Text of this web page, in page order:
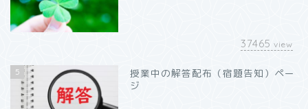
37465 view
5
授業中の解答配布（宿題告知）ペー
ジ